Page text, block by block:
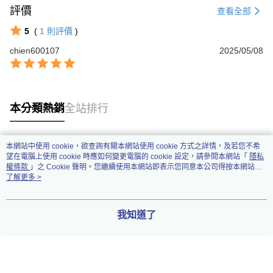
評價 查看全部
5 ( 1 則評價 )
chien600107
2025/05/08
本分類熱銷全站排行
熱門標籤
本網站中使用 cookie，欲查詢有關本網站使用 cookie 方式之詳情，及若您不希
望在電腦上使用 cookie 時應如何變更電腦的 cookie 設定，請參閱本網站「 隱私
權條款 」之 Cookie 聲明。您繼續使用本網站即表示您同意本公司得按本網站使
用條款之 Cookie 聲明使用 cookie。
了解更多 >
我知道了